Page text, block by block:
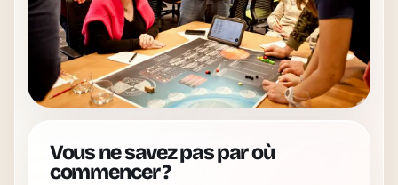
Vous ne savez pas par où
commencer ?